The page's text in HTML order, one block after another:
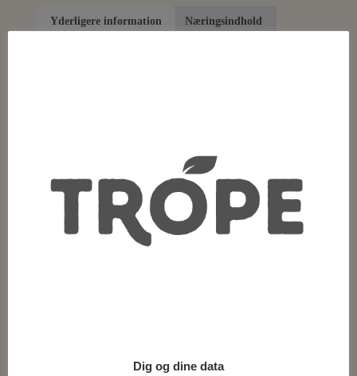
Yderligere information Næringsindhold
SVOVLDIOXID/SVAVELDIOXID).
Allergenmærkning:
Kan indeholde spor af jordnødder, gluten og andre
nødder
Dig og dine data